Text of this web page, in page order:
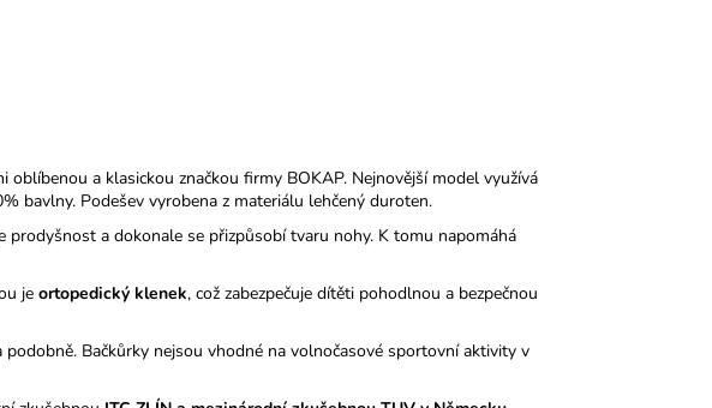
a klasickou značkou firmy BOKAP. Nejnovější model využívá
bavlny. Podešev vyrobena z materiálu lehčený duroten.
prodyšnost a dokonale se přizpůsobí tvaru nohy. K tomu napomáhá
je ortopedický klenek, což zabezpečuje dítěti pohodlnou a bezpečnou
Bačkůrky nejsou vhodné na volnočasové sportovní aktivity v